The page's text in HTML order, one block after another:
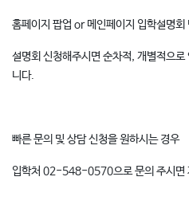
홈페이지 팝업 or 메인페이지 입학설명회
설명회 신청해주시면 순차적, 개별적으
니다.
빠른 문의 및 상담 신청을 원하시는 경우
입학처 02-548-0570으로 문의 주시면